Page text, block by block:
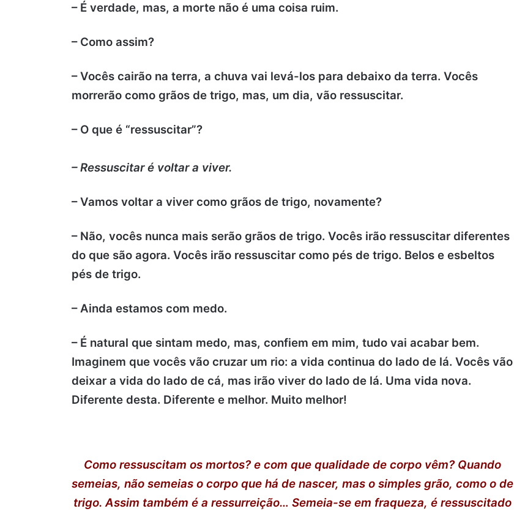
– É verdade, mas, a morte não é uma coisa ruim.
– Como assim?
– Vocês cairão na terra, a chuva vai levá-los para debaixo da terra. Vocês
morrerão como grãos de trigo, mas, um dia, vão ressuscitar.
– O que é “ressuscitar”?
– Ressuscitar é voltar a viver.
– Vamos voltar a viver como grãos de trigo, novamente?
– Não, vocês nunca mais serão grãos de trigo. Vocês irão ressuscitar diferentes
do que são agora. Vocês irão ressuscitar como pés de trigo. Belos e esbeltos
pés de trigo.
– Ainda estamos com medo.
– É natural que sintam medo, mas, confiem em mim, tudo vai acabar bem.
Imaginem que vocês vão cruzar um rio: a vida continua do lado de lá. Vocês vão
deixar a vida do lado de cá, mas irão viver do lado de lá. Uma vida nova.
Diferente desta. Diferente e melhor. Muito melhor!
Como ressuscitam os mortos? e com que qualidade de corpo vêm? Quando
semeias, não semeias o corpo que há de nascer, mas o simples grão, como o de
trigo. Assim também é a ressurreição… Semeia-se em fraqueza, é ressuscitado